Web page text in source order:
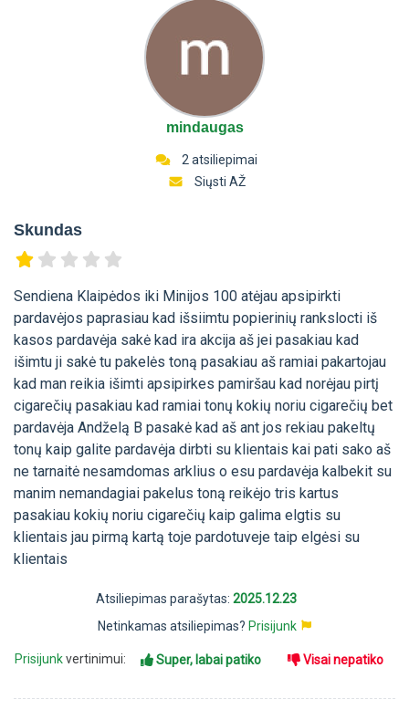
mindaugas
2 atsiliepimai
Siųsti AŽ
Skundas
Sendiena Klaipėdos iki Minijos 100 atėjau apsipirkti
pardavėjos paprasiau kad išsiimtu popierinių rankslocti iš
kasos pardavėja sakė kad ira akcija aš jei pasakiau kad
išimtu ji sakė tu pakelės toną pasakiau aš ramiai pakartojau
kad man reikia išimti apsipirkes pamiršau kad norėjau pirtį
cigarečių pasakiau kad ramiai tonų kokių noriu cigarečių bet
pardavėja Andželą B pasakė kad aš ant jos rekiau pakeltų
tonų kaip galite pardavėja dirbti su klientais kai pati sako aš
ne tarnaitė nesamdomas arklius o esu pardavėja kalbekit su
manim nemandagiai pakelus toną reikėjo tris kartus
pasakiau kokių noriu cigarečių kaip galima elgtis su
klientais jau pirmą kartą toje pardotuveje taip elgėsi su
klientais
Atsiliepimas parašytas: 2025.12.23
Netinkamas atsiliepimas? Prisijunk
Prisijunkvertinimui: Super, labai patiko Visai nepatiko